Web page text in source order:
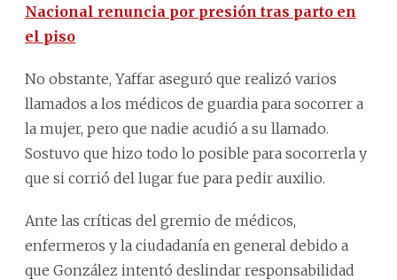
Nacional renuncia por presión tras parto en
el piso
No obstante, Yaffar aseguró que realizó varios
llamados a los médicos de guardia para socorrer a
la mujer, pero que nadie acudió a su llamado.
Sostuvo que hizo todo lo posible para socorrerla y
que si corrió del lugar fue para pedir auxilio.
Ante las críticas del gremio de médicos,
enfermeros y la ciudadanía en general debido a
que González intentó deslindar responsabilidad